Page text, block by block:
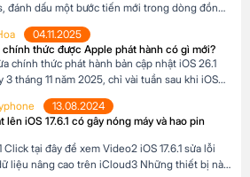
đánh dấu một bước tiến mới trong dòng đồng
minh dành cho những ai đam mê thể thao và
Với thiết kế chắc chắn, tính năng theo dõi sức
trội và thời lượng pin ấn tượng, […]
04.11.2025
chính thức được Apple phát hành có gì mới?
chính thức phát hành bản cập nhật iOS 26.1
3 tháng 11 năm 2025, chỉ vài tuần sau khi iOS
Đây là bản cập nhật đầu tiên lớn cho hệ điều
nhất dành cho iPhone, mang đến nhiều cải
chú ý, tập trung vào […]
13.08.2024
lên iOS 17.6.1 có gây nóng máy và hao pin
Click tại đây để xem Video2 iOS 17.6.1 sửa lỗi
liệu nâng cao trên iCloud3 Những thiết bị nào